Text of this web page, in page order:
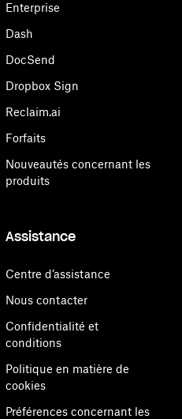
Enterprise
Dash
DocSend
Dropbox Sign
Reclaim.ai
Forfaits
Nouveautés concernant les
produits
Assistance
Centre d’assistance
Nous contacter
Confidentialité et
conditions
Politique en matière de
cookies
Préférences concernant les